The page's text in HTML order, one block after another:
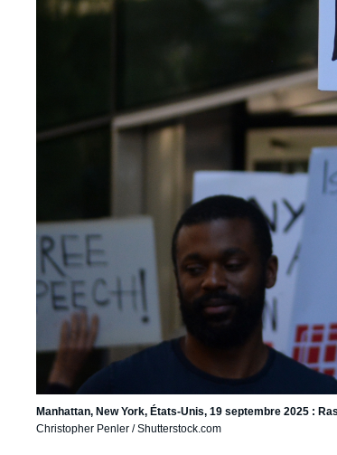
Manhattan, New York, États-Unis, 19 septembre 2025 :
Christopher Penler / Shutterstock.com